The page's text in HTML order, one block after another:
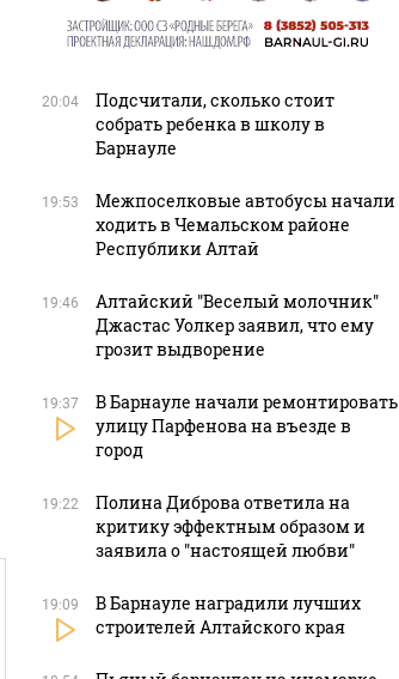
20:04
Подсчитали, сколько стоит
собрать ребенка в школу в
Барнауле
19:53
Межпоселковые автобусы начали
ходить в Чемальском районе
Республики Алтай
19:46
Алтайский "Веселый молочник"
Джастас Уолкер заявил, что ему
грозит выдворение
19:37
В Барнауле начали ремонтировать
улицу Парфенова на въезде в
город
19:22
Полина Диброва ответила на
критику эффектным образом и
заявила о "настоящей любви"
19:09
В Барнауле наградили лучших
строителей Алтайского края